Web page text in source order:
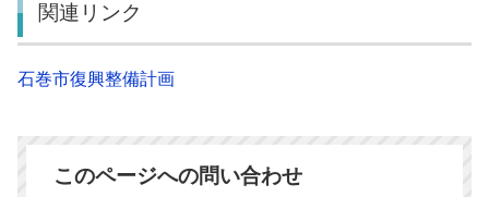
関連リンク
石巻市復興整備計画
このページへの問い合わせ